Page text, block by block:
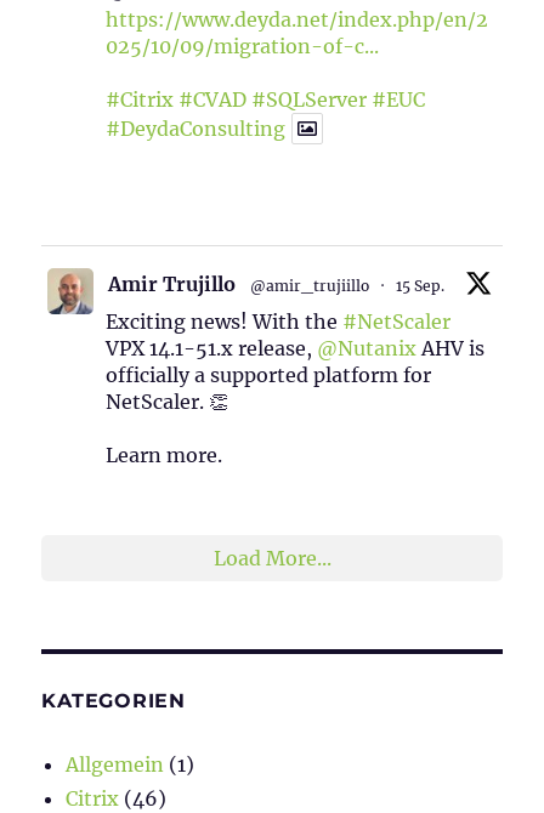
https://www.deyda.net/index.php/en/2
025/10/09/migration-of-c...
#Citrix #CVAD #SQLServer #EUC
#DeydaConsulting
Amir Trujillo @amir_trujiillo · 15 Sep.
Exciting news! With the #NetScaler
VPX 14.1-51.x release, @NutanixAHV is
officially a supported platform for
NetScaler. 👏
Learn more.
Load More...
KATEGORIEN
Allgemein (1)
Citrix (46)